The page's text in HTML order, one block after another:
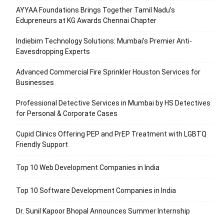
AYYAA Foundations Brings Together Tamil Nadu’s
Edupreneurs at KG Awards Chennai Chapter
Indiebim Technology Solutions: Mumbai’s Premier Anti-
Eavesdropping Experts
Advanced Commercial Fire Sprinkler Houston Services for
Businesses
Professional Detective Services in Mumbai by HS Detectives
for Personal & Corporate Cases
Cupid Clinics Offering PEP and PrEP Treatment with LGBTQ
Friendly Support
Top 10 Web Development Companies in India
Top 10 Software Development Companies in India
Dr. Sunil Kapoor Bhopal Announces Summer Internship